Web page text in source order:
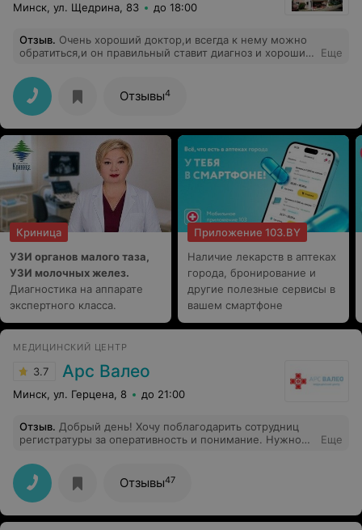
неделю зубной боли пришлось обращаться в другую
Минск, ул. Щедрина, 83 до 18:00
Отзыв. Очень хороший доктор,и всегда к нему можно
обратиться,и он правильный ставит диагноз и хорошие
Еще
Отзывы4
Криница
УЗИ органов малого таза,
УЗИ молочных желез.
Диагностика на аппарате
экспертного класса.
Приложение 103.BY
Наличие лекарств в аптеках
города, бронирование и
другие полезные сервисы в
вашем смартфоне
МЕДИЦИНСКИЙ ЦЕНТР
3.7 Арс Валео
Минск, ул. Герцена, 8 до 21:00
Отзыв. Добрый день! Хочу поблагодарить сотрудниц
регистратуры за оперативность и понимание. Нужно
Но позвонив в Арс Валео милые девочки записали
дополнительным пациентом к доктору! Моей радости
не было предела. Отличный центр,квалифицированный
врач, приемлемая цена!!! Спасибо!!!! Всего вам
хорошего!
Еще
Отзывы47